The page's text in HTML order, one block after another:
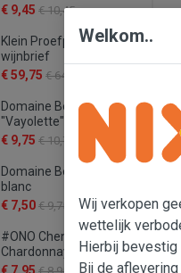
€ 9,45 € 10,45
Klein Proefpakket
wijnbrief
€ 59,75 € 64,75
Domaine Bergeron
"Vayolette"
€ 9,75 € 10,75
Domaine Bergeron -
blanc
€ 7,50 € 9,75
#ONO Chenin -
Chardonnay
Welkom..
Wij verkopen
wettelijk
Hierbij bevestig
Bij de